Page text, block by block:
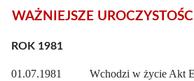
WAŻNIEJSZE
ROK 1981
01.07.1981 Wchodzi w życie Akt